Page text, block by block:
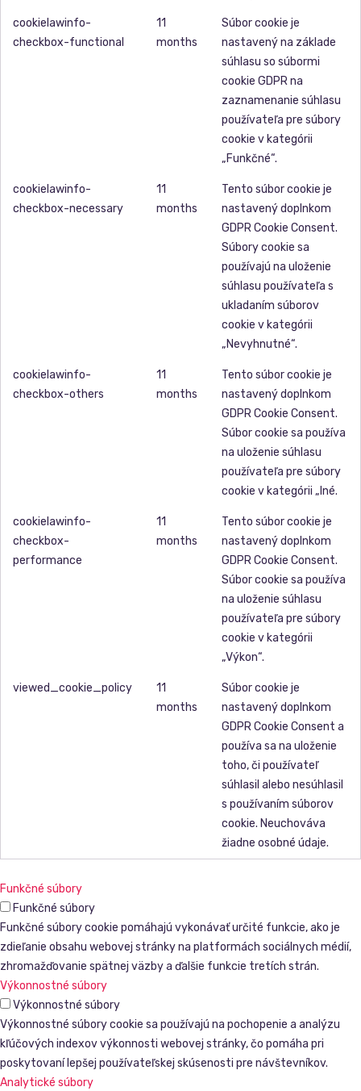
cookielawinfo-
checkbox-functional
11
months
Súbor cookie je
nastavený na základe
súhlasu so súbormi
cookie GDPR na
zaznamenanie súhlasu
používateľa pre súbory
cookie v kategórii
„Funkčné“.
cookielawinfo-
checkbox-necessary
11
months
Tento súbor cookie je
nastavený doplnkom
GDPR Cookie Consent.
Súbory cookie sa
používajú na uloženie
súhlasu používateľa s
ukladaním súborov
cookie v kategórii
„Nevyhnutné“.
cookielawinfo-
checkbox-others
11
months
Tento súbor cookie je
nastavený doplnkom
GDPR Cookie Consent.
Súbor cookie sa používa
na uloženie súhlasu
používateľa pre súbory
cookie v kategórii „Iné.
cookielawinfo-
checkbox-
performance
11
months
Tento súbor cookie je
nastavený doplnkom
GDPR Cookie Consent.
Súbor cookie sa používa
na uloženie súhlasu
používateľa pre súbory
cookie v kategórii
„Výkon“.
viewed_cookie_policy
11
months
Súbor cookie je
nastavený doplnkom
GDPR Cookie Consent a
používa sa na uloženie
toho, či používateľ
súhlasil alebo nesúhlasil
s používaním súborov
cookie. Neuchováva
žiadne osobné údaje.
Funkčné súbory
Funkčné súbory
Funkčné súbory cookie pomáhajú vykonávať určité funkcie, ako je
zdieľanie obsahu webovej stránky na platformách sociálnych médií,
zhromažďovanie spätnej väzby a ďalšie funkcie tretích strán.
Výkonnostné súbory
Výkonnostné súbory
Výkonnostné súbory cookie sa používajú na pochopenie a analýzu
kľúčových indexov výkonnosti webovej stránky, čo pomáha pri
poskytovaní lepšej používateľskej skúsenosti pre návštevníkov.
Analytické súbory